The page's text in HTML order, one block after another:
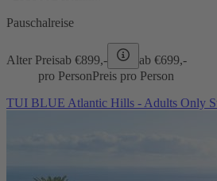
Pauschalreise
Alter Preisab €899,- ab €699,-
pro PersonPreis pro Person
TUI BLUE Atlantic Hills - Adults Only